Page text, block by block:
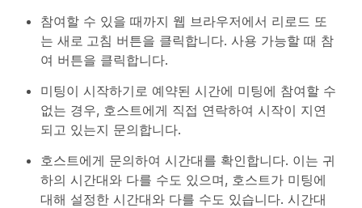
참여할 수 있을 때까지 웹 브라우저에서 리로드 또
는 새로 고침 버튼을 클릭합니다. 사용 가능할 때 참
여 버튼을 클릭합니다.
미팅이 시작하기로 예약된 시간에 미팅에 참여할 수
없는 경우, 호스트에게 직접 연락하여 시작이 지연
되고 있는지 문의합니다.
호스트에게 문의하여 시간대를 확인합니다. 이는 귀
하의 시간대와 다를 수도 있으며, 호스트가 미팅에
대해 설정한 시간대와 다를 수도 있습니다. 시간대